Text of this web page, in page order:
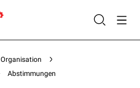
Organisation
Abstimmungen